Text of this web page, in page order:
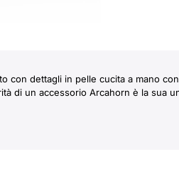
con dettagli in pelle cucita a mano
di un accessorio Arcahorn è la sua